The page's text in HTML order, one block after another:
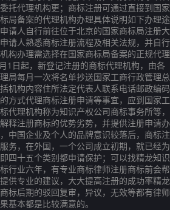
托代理机构更；商标注册可通过直接到国家
局备案的代理机构办理具体说明如下办理途
请人自行前往位于北京的国家商标局注册大
请人熟悉商标注册流程及相关法规，并自行
构办理需选择在国家商标局备案的正规代理
1日起，新登记注册的商标代理机构，由各
局每月一次将名单抄送国家工商行政管理总
机构内容住所法定代表人联系电话邮政编码
方式代理商标注册申请等事宜，应到国家工
代理机构称为知识产权公司商标事务所等，
释注册商标的优势劣势，并提供注册申请办
中国企业及个人的品牌意识较落后，商标注
务，在外国，一个公司成立初期，就已经为
四十五个类别都申请保护；可以找精龙知识
行业六年，有专业商标律师注册商标前会帮
供专业的建议，大大提高注册的成功率精龙
标后期的驳回复审，异议，无效等都有律师
基本都是比较满意的。